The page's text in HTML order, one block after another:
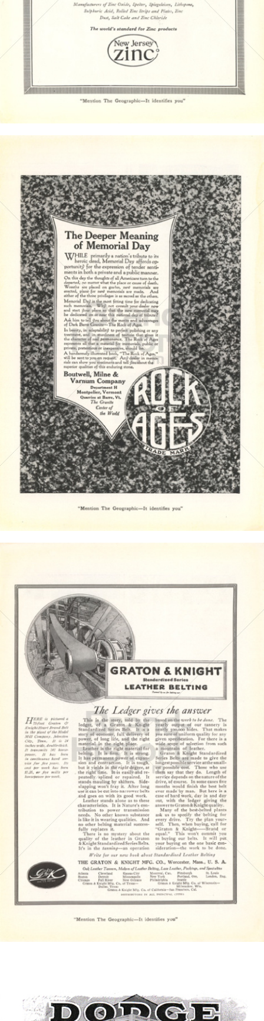
Boutwell, Milne & Varnum Company
Boutwell, Milne & Varnum Company
1919
THE GRATON & KNIGHT MFG. CO.
THE GRATON & KNIGHT MFG. CO.
1919